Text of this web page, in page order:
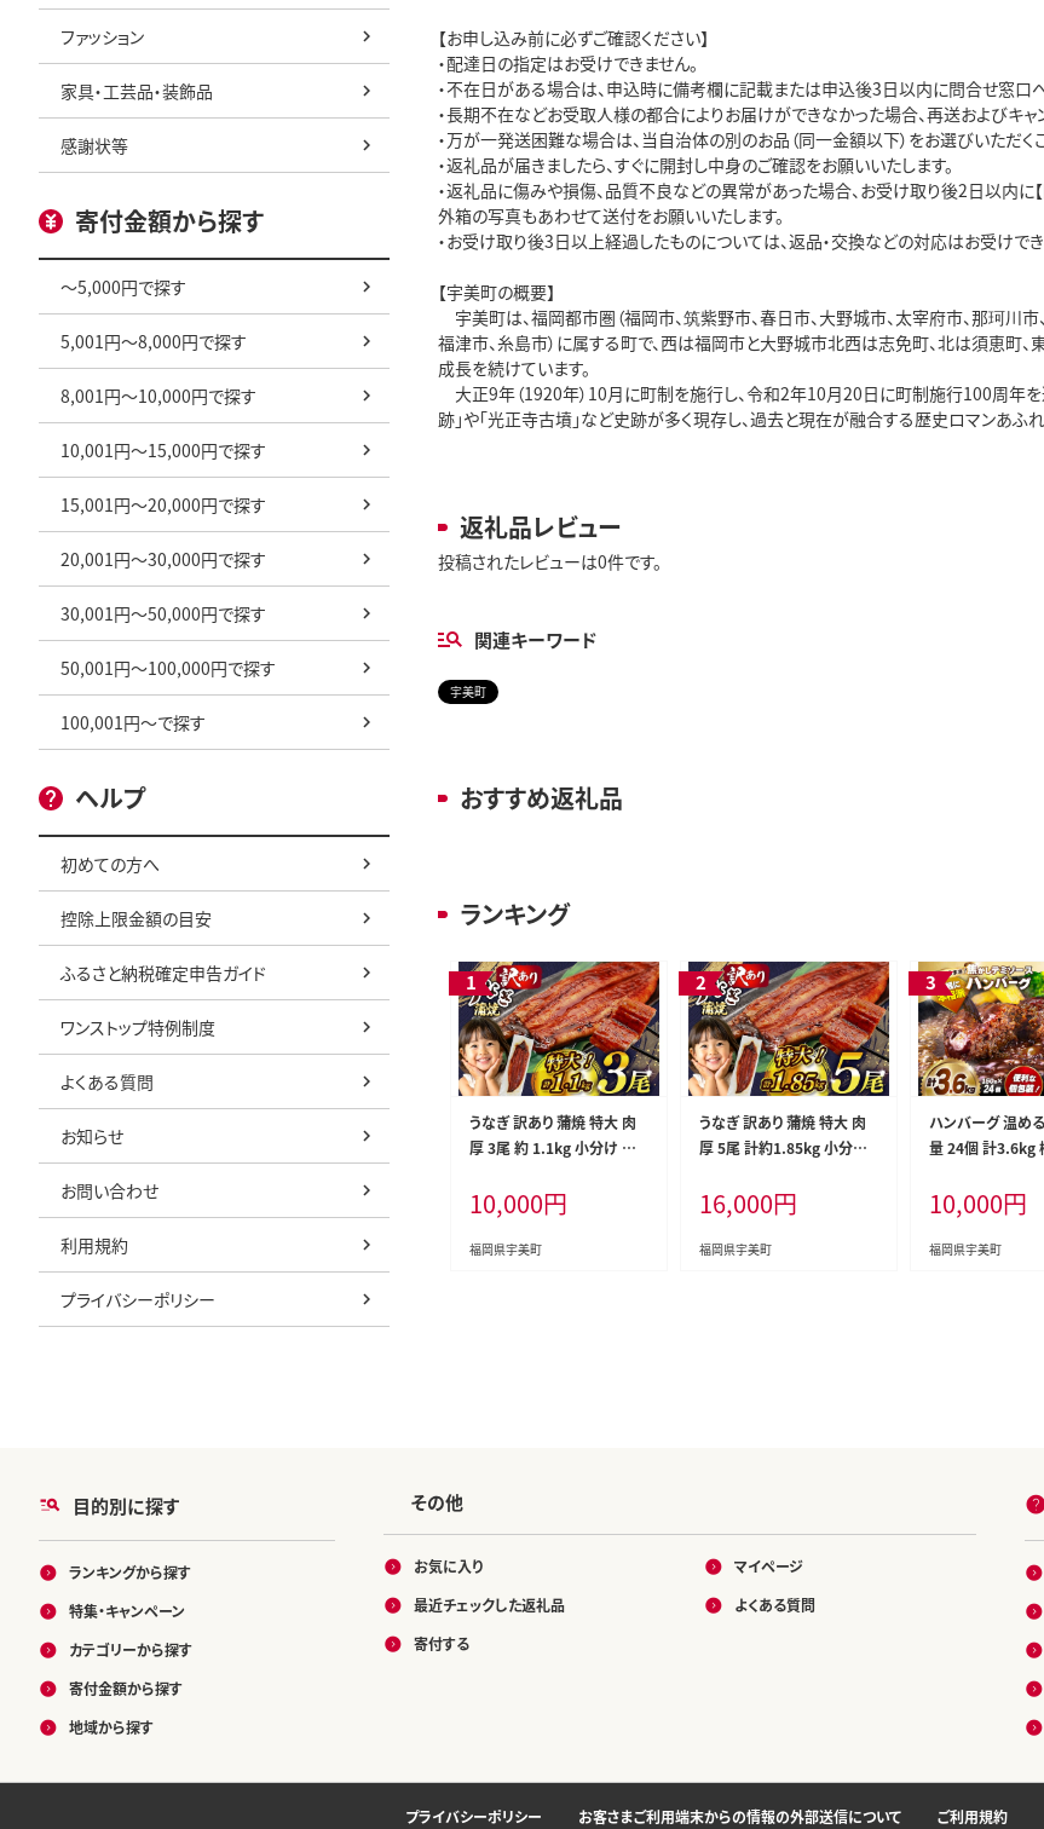
ファッション
家具・工芸品・装飾品
感謝状等
寄付金額から探す
～5,000円で探す
5,001円～8,000円で探す
8,001円～10,000円で探す
10,001円～15,000円で探す
15,001円～20,000円で探す
20,001円～30,000円で探す
30,001円～50,000円で探す
50,001円～100,000円で探す
100,001円～で探す
ヘルプ
初めての方へ
控除上限金額の目安
ふるさと納税確定申告ガイド
ワンストップ特例制度
よくある質問
お知らせ
お問い合わせ
利用規約
プライバシーポリシー
【お申し込み前に必ずご確認ください】
・配達日の指定はお受けできません。
・不在日がある場合は、申込時に備考欄に記載または申込後3日以内に問合せ窓口
・長期不在などお受取人様の都合によりお届けができなかった場合、再送およびキャ
・万が一発送困難な場合は、当自治体の別のお品（同一金額以下）をお選びいただく
・返礼品が届きましたら、すぐに開封し中身のご確認をお願いいたします。
・返礼品に傷みや損傷、品質不良などの異常があった場合、お受け取り後2日以内に
外箱の写真もあわせて送付をお願いいたします。
・お受け取り後3日以上経過したものについては、返品・交換などの対応はお受けでき
【宇美町の概要】
宇美町は、福岡都市圏（福岡市、筑紫野市、春日市、大野城市、太宰府市、那珂川市
福津市、糸島市）に属する町で、西は福岡市と大野城市北西は志免町、北は須恵町
成長を続けています。
大正9年（1920年）10月に町制を施行し、令和2年10月20日に町制施行100周年を
跡」や「光正寺古墳」など史跡が多く現存し、過去と現在が融合する歴史ロマンあふれ
返礼品レビュー
投稿されたレビューは0件です。
関連キーワード
宇美町
おすすめ返礼品
ランキング
うなぎ 訳あり 蒲焼 特大 肉
厚 3尾 約 1.1kg 小分け タレ
宇美町 um40bak830001]
不揃い 規格外 家庭用 鰻 ウ
ナギ unagi うなぎ蒲焼 鰻蒲
10,000円
福岡県宇美町
うなぎ 訳あり 蒲焼 特大 肉
厚 5尾 計約1.85kg 小分け
岡県 宇美町 um40bak830
010] 不揃い 規格外 鰻 ウナ
ギ unagi うなぎ蒲焼 鰻蒲焼
16,000円
福岡県宇美町
ハンバーグ 温め
量 24個 計3.6kg
岡県 宇美町
003] レンジ 湯煎
け 大容量 ハンバ
10,000円
福岡県宇美町
目的別に探す
ランキングから探す
特集・キャンペーン
カテゴリーから探す
寄付金額から探す
地域から探す
その他
お気に入り
最近チェックした返礼品
寄付する
マイページ
よくある質問
プライバシーポリシー お客さまご利用端末からの情報の外部送信について ご利用規約